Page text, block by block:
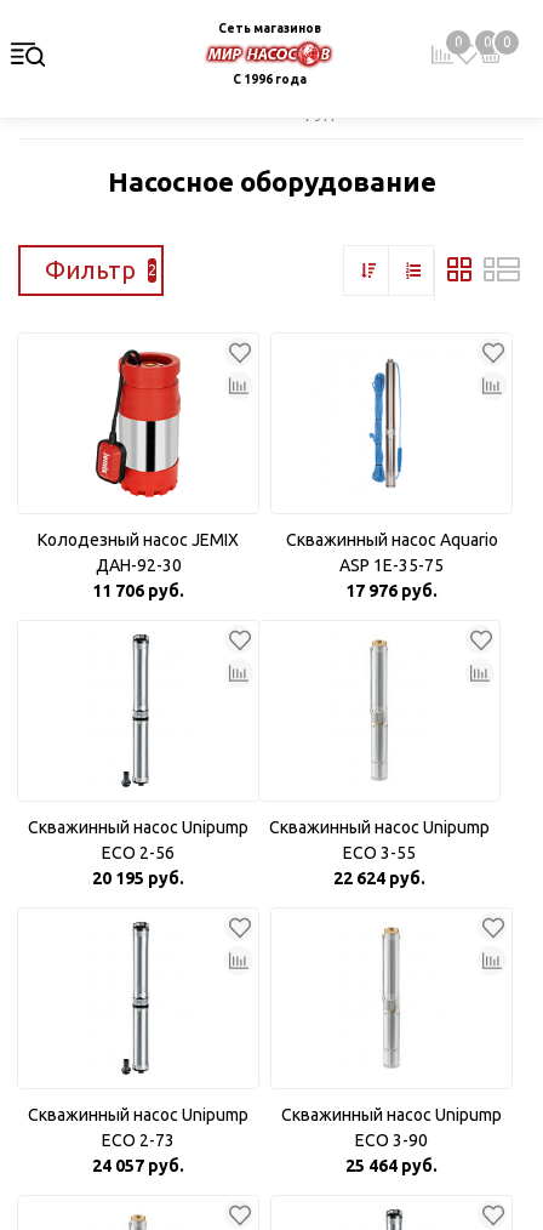
Сеть магазинов
С 1996 года
0 0 0
Насосное оборудование
Фильтр 2
Колодезный насос JEMIX
ДАН-92-30
11 706 руб.
Скважинный насос Aquario
ASP 1E-35-75
17 976 руб.
Скважинный насос Unipump
ECO 2-56
20 195 руб.
Скважинный насос Unipump
ECO 3-55
22 624 руб.
Скважинный насос Unipump
ECO 2-73
24 057 руб.
Скважинный насос Unipump
ECO 3-90
25 464 руб.